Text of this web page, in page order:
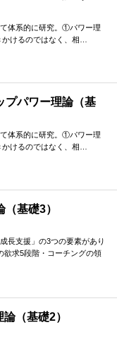
体系的に研究。①パワー理
けるのではなく、相…
プパワー理論（基
体系的に研究。①パワー理
けるのではなく、相…
（基礎3）
長支援」の3つの要素があり
欲求5段階・コーチングの領
どまらず、現場で直面する
（基礎2）